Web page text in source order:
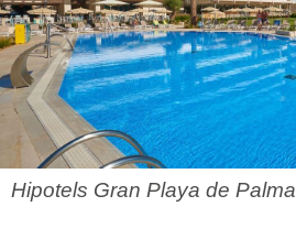
Hipotels Gran Playa de Palma